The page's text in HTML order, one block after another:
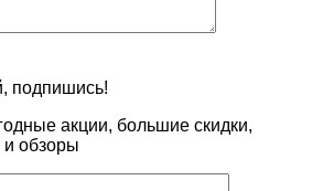
подпишись!
акции, большие скидки,
и обзоры